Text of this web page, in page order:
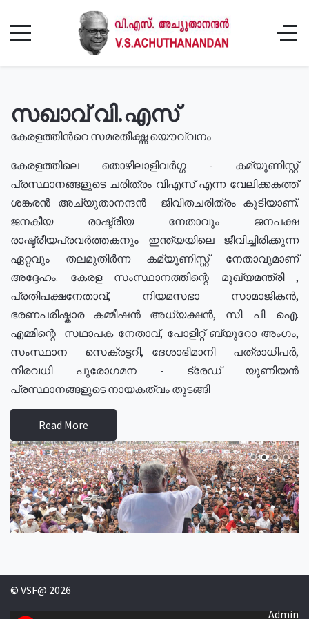
സഖാവ് വി.എസ്
കേരളത്തിൻറെ സമരതീക്ഷ്ണ യൌവ്വനം
കേരളത്തിലെ തൊഴിലാളിവർഗ്ഗ - കമ്യൂണിസ്റ്റ്
പ്രസ്ഥാനങ്ങളുടെ ചരിത്രം വിഎസ് എന്ന വേലിക്കകത്ത്
ശങ്കരൻ അച്യുതാനന്ദൻ ജീവിതചരിത്രം കൂടിയാണ്.
ജനകീയ രാഷ്ട്രീയ നേതാവും ജനപക്ഷ
രാഷ്ട്രീയപ്രവർത്തകനും ഇന്ത്യയിലെ ജീവിച്ചിരിക്കുന്ന
ഏറ്റവും തലമുതിർന്ന കമ്യൂണിസ്റ്റ് നേതാവുമാണ്
അദ്ദേഹം. കേരള സംസ്ഥാനത്തിന്റെ മുഖ്യമന്ത്രി ,
പ്രതിപക്ഷനേതാവ്, നിയമസഭാ സാമാജികൻ,
ഭരണപരിഷ്കാര കമ്മീഷൻ അധ്യക്ഷൻ, സി. പി. ഐ.
എമ്മിന്റെ സഥാപക നേതാവ്, പോളിറ്റ് ബ്യുറോ അംഗം,
സംസ്ഥാന സെക്രട്ടറി, ദേശാഭിമാനി പത്രാധിപർ,
നിരവധി പുരോഗമന - ട്രേഡ് യൂണിയൻ
പ്രസ്ഥാനങ്ങളുടെ നായകത്വം തുടങ്ങി
Read More
© VSF@ 2026
Admin